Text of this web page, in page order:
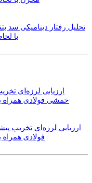
تحلیل رفتار دینامیکی سد
با
ارزیابی لرزه‌ای تخریب
فولادی